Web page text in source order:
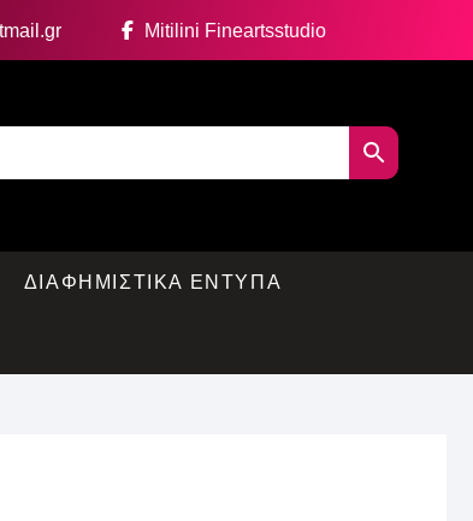
Mitilini Fineartsstudio
ΔΙΑΦΗΜΙΣΤΙΚΑ ΕΝΤΥΠΑ